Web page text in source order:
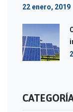
22 enero, 2019